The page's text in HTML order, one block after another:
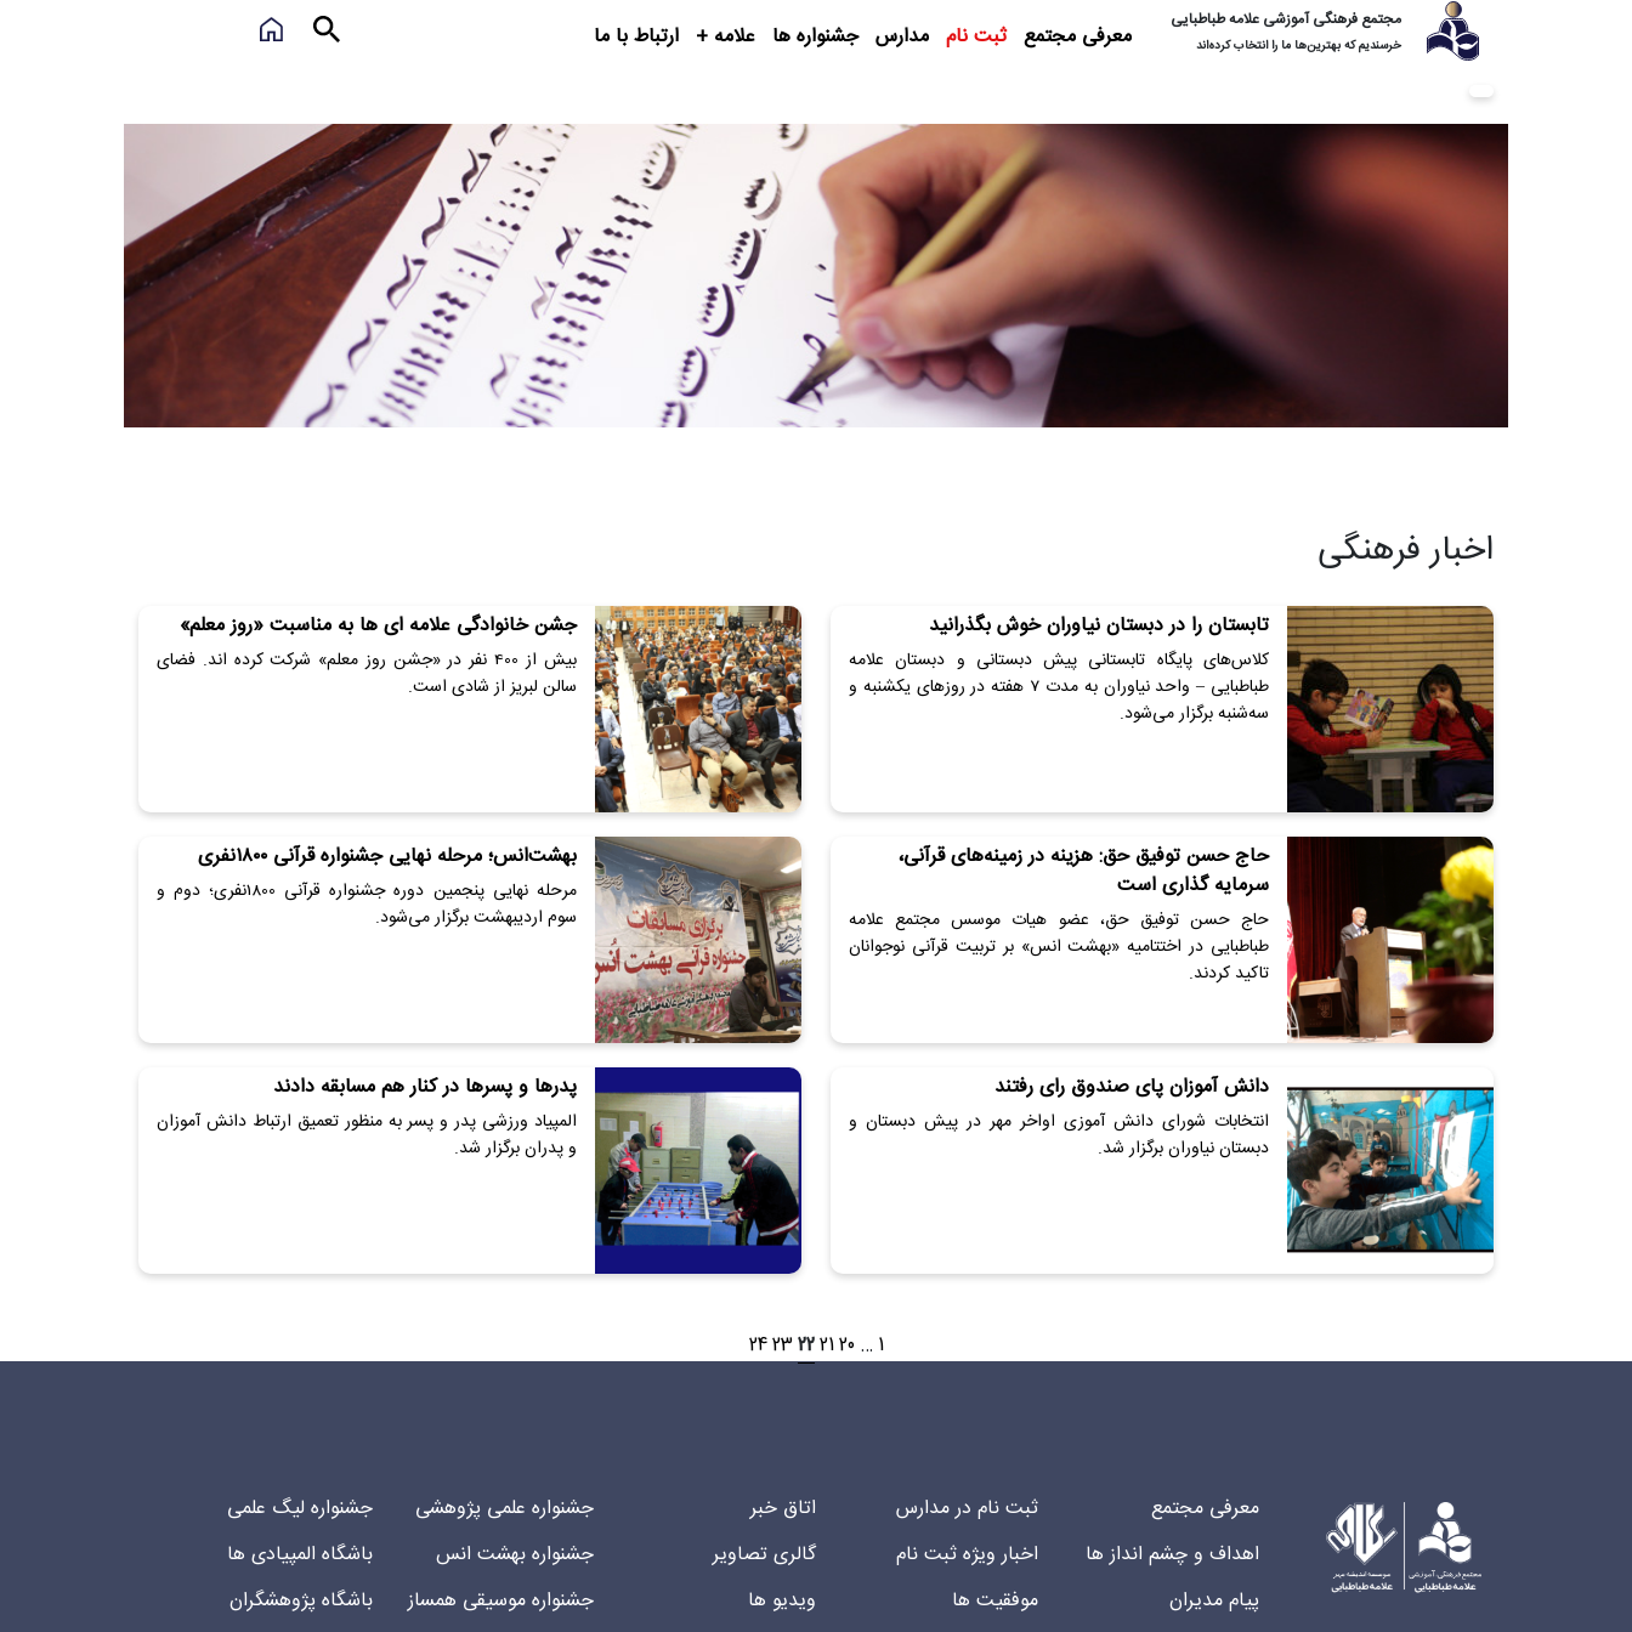
مجتمع فرهنگی آموزشی علامه طباطبایی
خرسندیم که بهترین‌ها ما را انتخاب کرده‌اند معرفی مجتمع ثبت نام مدارس جشنواره ها علامه + ارتباط با ما
اخبار فرهنگی
تابستان را در دبستان نیاوران خوش بگذرانید
کلاس‌های پایگاه تابستانی پیش دبستانی و دبستان علامه
طباطبایی – واحد نیاوران به مدت 7 هفته در روزهای یکشنبه و
سه‌شنبه برگزار می‌شود.
جشن خانوادگی علامه ای ها به مناسبت «روز معلم»
بیش از 400 نفر در «جشن روز معلم» شرکت کرده اند. فضای
سالن لبریز از شادی است.
حاج حسن توفیق حق: هزینه در زمینه‌های قرآنی،
سرمایه گذاری است
حاج حسن توفیق حق، عضو هیات موسس مجتمع علامه
طباطبایی در اختتامیه «بهشت انس» بر تربیت قرآنی نوجوانان
تاکید کردند.
بهشت‌انس؛ مرحله نهایی جشنواره قرآنی ۱۸۰۰نفری
مرحله نهایی پنجمین دوره جشنواره قرآنی 1800نفری؛ دوم و
سوم اردیبهشت برگزار می‌شود.
دانش آموزان پای صندوق رای رفتند
انتخابات شورای دانش آموزی اواخر مهر در پیش دبستان و
دبستان نیاوران برگزار شد.
پدرها و پسرها در کنار هم مسابقه دادند
المپیاد ورزشی پدر و پسر به منظور تعمیق ارتباط دانش آموزان
و پدران برگزار شد.
1
…
20
21
22
23
24
معرفی مجتمع
اهداف و چشم انداز ها
پیام مدیران
ثبت نام در مدارس
اخبار ویژه ثبت نام
موفقیت ها
اتاق خبر
گالری تصاویر
ویدیو ها
جشنواره علمی پژوهشی
جشنواره بهشت انس
جشنواره موسیقی همساز
جشنواره لیگ علمی
باشگاه المپیادی ها
باشگاه پژوهشگران